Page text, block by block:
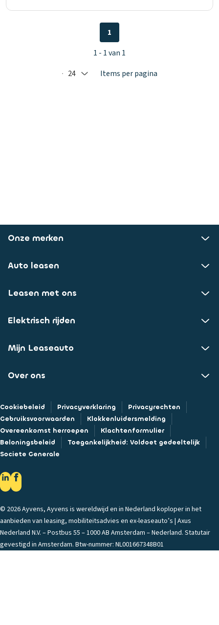
Selected: 24
24 Items per pagina
1
1 - 1 van 1
Onze merken
Auto leasen
Leasen met ons
Elektrisch rijden
Mijn Leaseauto
Over ons
Cookiebeleid Privacyverklaring
Privacyrechten
Gebruiksvoorwaarden
Klokkenluidersmelding
Overeenkomst herroepen
Klachtenformulier
Beloningsbeleid
Toegankelijkheid: Voldoet gedeeltelijk
Societe Generale
© 2026 Ayvens, Ayvens is wereldwijd en in Nederland koploper in het
aanbieden van leasing, mobiliteitsadvies en ex-leaseauto’s | Axus
Nederland N.V. – Postbus 55 – 1000 AB Amsterdam – Nederland. Statutair
gevestigd in Amsterdam. Btw-nummer: NL001667348B01